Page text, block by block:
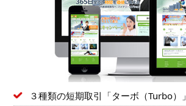
３種類の短期取引「ターボ（Turbo）」